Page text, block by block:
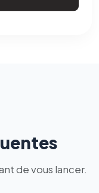
de vous lancer.